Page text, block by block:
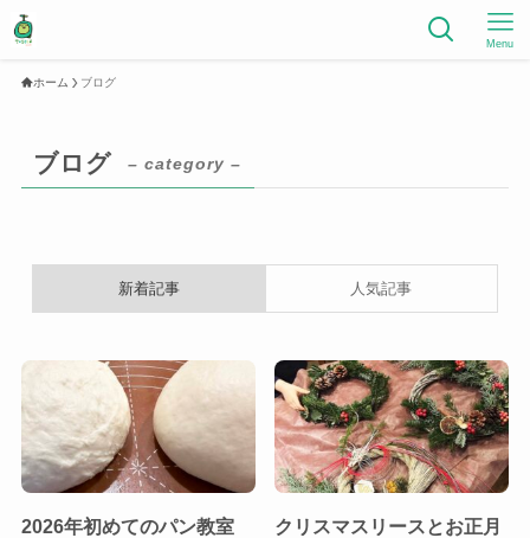
Menu
ホーム ブログ
ブログ – category –
新着記事 人気記事
2026年初めてのパン教室
クリスマスリースとお正月